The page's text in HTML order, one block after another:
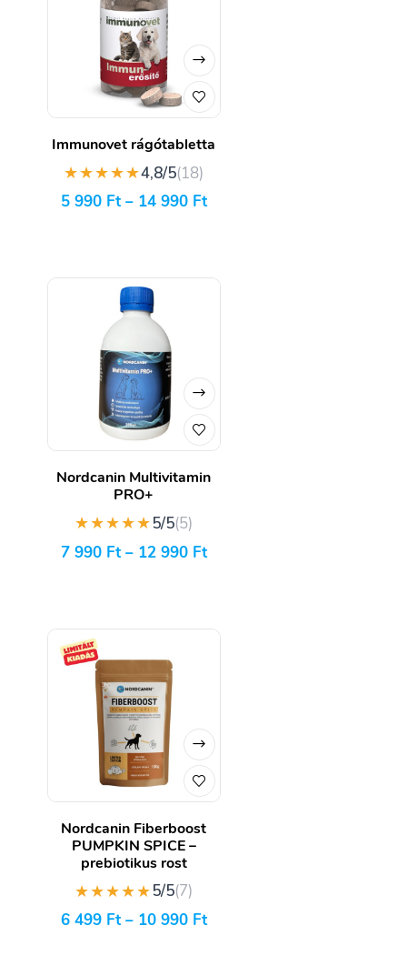
Immunovet rágótabletta
★★★★★4,8/5(18)
5 990 Ft– 14 990 Ft
Nordcanin Multivitamin
PRO+
★★★★★5/5(5)
7 990 Ft– 12 990 Ft
Nordcanin Fiberboost
PUMPKIN SPICE –
prebiotikus rost
★★★★★5/5(7)
6 499 Ft– 10 990 Ft